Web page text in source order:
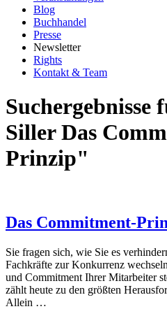
Blog
Buchhandel
Presse
Newsletter
Rights
Kontakt & Team
Siller Das
Prinzip"
Das Commitment-
Sie fragen sich, wie Sie es
Fachkräfte zur Konkurrenz
und Commitment Ihrer Mitarbeiter
zählt heute zu den größten
Allein …